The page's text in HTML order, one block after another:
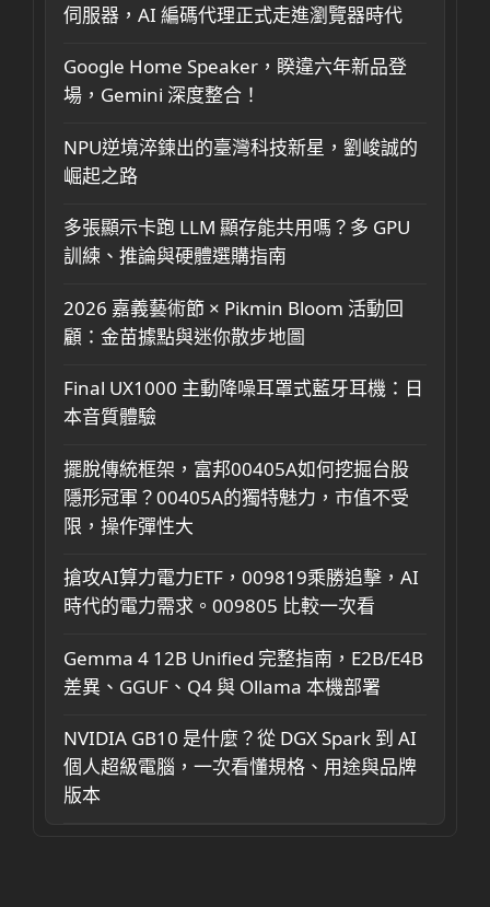
伺服器，AI 編碼代理正式走進瀏覽器時代
Google Home Speaker，睽違六年新品登
場，Gemini 深度整合！
NPU逆境淬鍊出的臺灣科技新星，劉峻誠的
崛起之路
多張顯示卡跑 LLM 顯存能共用嗎？多 GPU
訓練、推論與硬體選購指南
2026 嘉義藝術節 × Pikmin Bloom 活動回
顧：金苗據點與迷你散步地圖
Final UX1000 主動降噪耳罩式藍牙耳機：日
本音質體驗
擺脫傳統框架，富邦00405A如何挖掘台股
隱形冠軍？00405A的獨特魅力，市值不受
限，操作彈性大
搶攻AI算力電力ETF，009819乘勝追擊，AI
時代的電力需求。009805 比較一次看
Gemma 4 12B Unified 完整指南，E2B/E4B
差異、GGUF、Q4 與 Ollama 本機部署
NVIDIA GB10 是什麼？從 DGX Spark 到 AI
個人超級電腦，一次看懂規格、用途與品牌
版本